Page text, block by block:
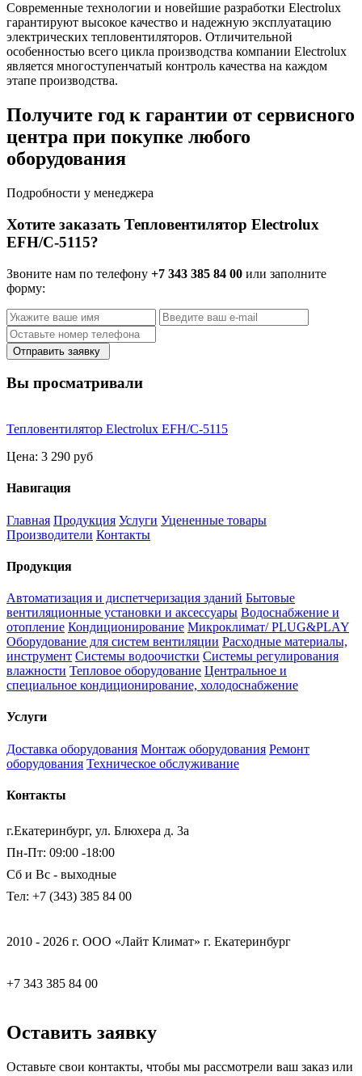
Современные технологии и новейшие разработки Electrolux
гарантируют высокое качество и надежную эксплуатацию
электрических тепловентиляторов. Отличительной
особенностью всего цикла производства компании Electrolux
является многоступенчатый контроль качества на каждом
этапе производства.
Получите год к гарантии от сервисного
центра при покупке любого
оборудования
Подробности у менеджера
Хотите заказать Тепловентилятор Electrolux
EFH/C-5115?
Звоните нам по телефону +7 343 385 84 00 или заполните
форму:
Отправить заявку
Вы просматривали
Тепловентилятор Electrolux EFH/C-5115
Цена: 3 290 руб
Навигация
Главная Продукция Услуги Уцененные товары
Производители Контакты
Продукция
Автоматизация и диспетчеризация зданий Бытовые
вентиляционные установки и аксессуары Водоснабжение и
отопление Кондиционирование Микроклимат/ PLUG&PLAY
Оборудование для систем вентиляции Расходные материалы,
инструмент Системы водоочистки Системы регулирования
влажности Тепловое оборудование Центральное и
специальное кондиционирование, холодоснабжение
Услуги
Доставка оборудования Монтаж оборудования Ремонт
оборудования Техническое обслуживание
Контакты
г.Екатеринбург, ул. Блюхера д. 3а
Пн-Пт: 09:00 -18:00
Сб и Вс - выходные
Тел: +7 (343) 385 84 00
2010 - 2026 г. ООО «Лайт Климат» г. Екатеринбург
+7 343 385 84 00
Оставить заявку
Оставьте свои контакты, чтобы мы рассмотрели ваш заказ или